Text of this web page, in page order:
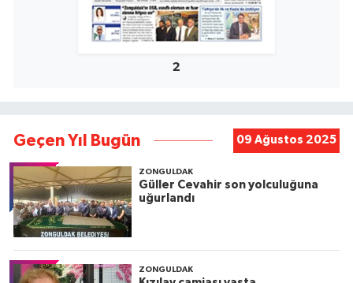
2
Geçen Yıl Bugün 09 Ağustos 2025
ZONGULDAK
Güller Cevahir son yolculuğuna
uğurlandı
ZONGULDAK